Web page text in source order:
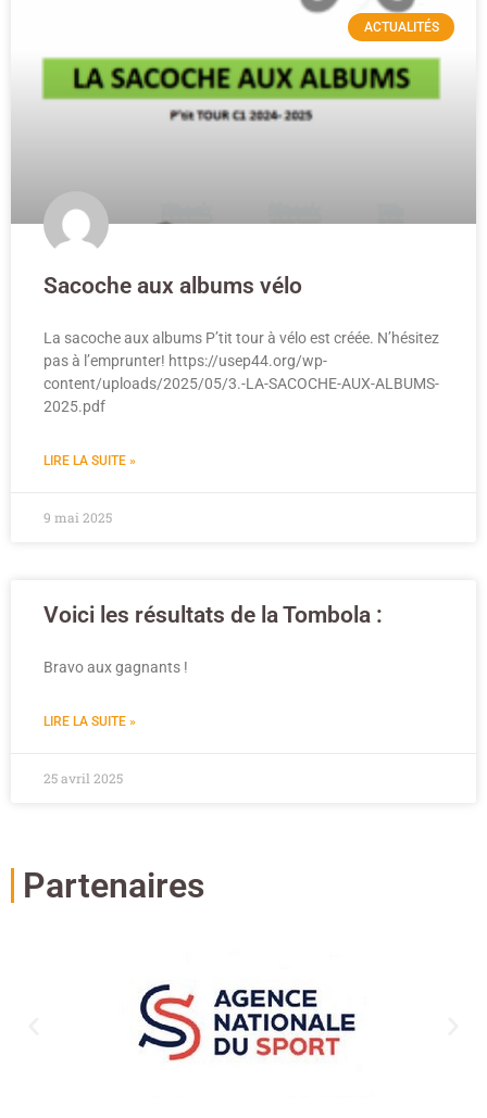
ACTUALITÉS
Sacoche aux albums vélo
La sacoche aux albums P’tit tour à vélo est créée. N’hésitez
pas à l’emprunter! https://usep44.org/wp-
content/uploads/2025/05/3.-LA-SACOCHE-AUX-ALBUMS-
2025.pdf
LIRE LA SUITE »
9 mai 2025
Voici les résultats de la Tombola :
Bravo aux gagnants !
LIRE LA SUITE »
25 avril 2025
Partenaires